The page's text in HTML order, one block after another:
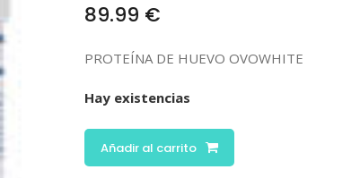
89.99 €
PROTEÍNA DE HUEVO OVOWHITE
Hay existencias
Añadir al carrito